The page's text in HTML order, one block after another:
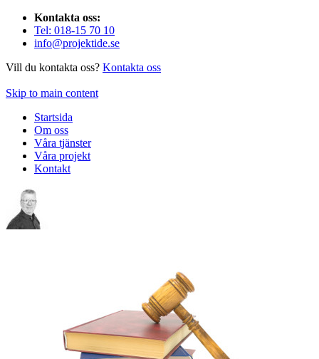
Kontakta oss:
Tel: 018-15 70 10
info@projektide.se
Vill du kontakta oss? Kontakta oss
Skip to main content
Startsida
Om oss
Våra tjänster
Våra projekt
Kontakt